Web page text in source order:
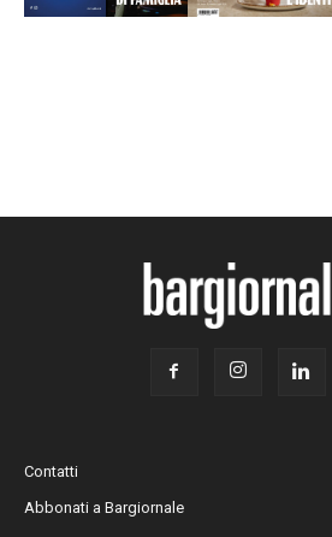
Contatti
Abbonati a Bargiornale